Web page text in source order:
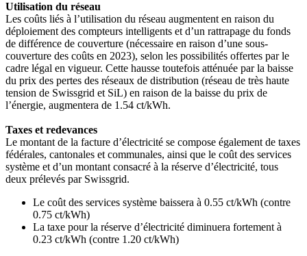
Utilisation du réseau
Les coûts liés à l’utilisation du réseau augmentent en raison du
déploiement des compteurs intelligents et d’un rattrapage du fonds
de différence de couverture (nécessaire en raison d’une sous-
couverture des coûts en 2023), selon les possibilités offertes par le
cadre légal en vigueur. Cette hausse toutefois atténuée par la baisse
du prix des pertes des réseaux de distribution (réseau de très haute
tension de Swissgrid et SiL) en raison de la baisse du prix de
l’énergie, augmentera de 1.54 ct/kWh.
Taxes et redevances
Le montant de la facture d’électricité se compose également de taxes
fédérales, cantonales et communales, ainsi que le coût des services
système et d’un montant consacré à la réserve d’électricité, tous
deux prélevés par Swissgrid.
Le coût des services système baissera à 0.55 ct/kWh (contre
0.75 ct/kWh)
La taxe pour la réserve d’électricité diminuera fortement à
0.23 ct/kWh (contre 1.20 ct/kWh)